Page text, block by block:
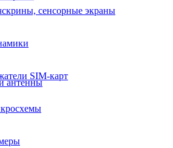
антенны
сенсорные экраны
SIM-карт